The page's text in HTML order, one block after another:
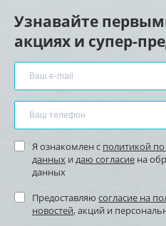
Узнавайте
акциях и супер-
Я ознакомлен с политикой
данных и даю согласие на
данных
Предоставляю согласие на
новостей, акций и